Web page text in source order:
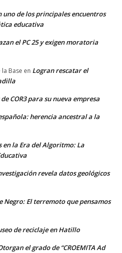
uno de los principales encuentros
educativa
el PC 25 y exigen moratoria
Base en Logran rescatar el
COR3 para su nueva empresa
herencia ancestral a la
en la Era del Algoritmo: La
revela datos geológicos
Negro: El terremoto que pensamos
de reciclaje en Hatillo
el grado de “CROEMITA Ad